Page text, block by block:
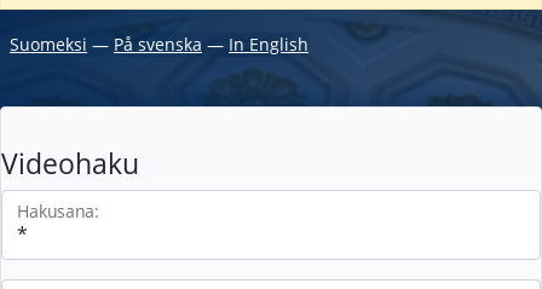
Suomeksi ― På svenska ― In English
Videohaku
Hakusana: